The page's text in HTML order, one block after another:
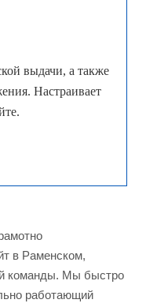
выдачи, а также
Настраивает
в Раменском,
команды. Мы быстро
работающий